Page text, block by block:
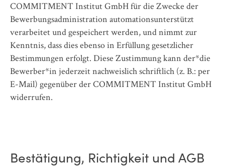
COMMITMENT Institut GmbH für die Zwecke der
Bewerbungsadministration automationsunterstützt
verarbeitet und gespeichert werden, und nimmt zur
Kenntnis, dass dies ebenso in Erfüllung gesetzlicher
Bestimmungen erfolgt. Diese Zustimmung kann der*die
Bewerber*in jederzeit nachweislich schriftlich (z. B.: per
E-Mail) gegenüber der COMMITMENT Institut GmbH
widerrufen.
Bestätigung, Richtigkeit und AGB